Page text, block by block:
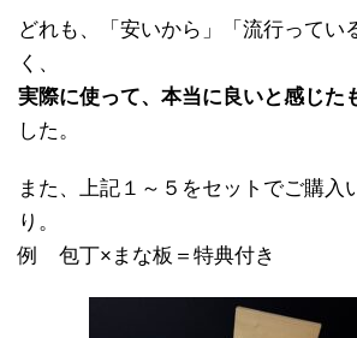
どれも、「安いから」「流行ってい
く、
実際に使って、本当に良いと感じた
した。
また、上記１～５をセットでご購入
り。
例 包丁×まな板＝特典付き